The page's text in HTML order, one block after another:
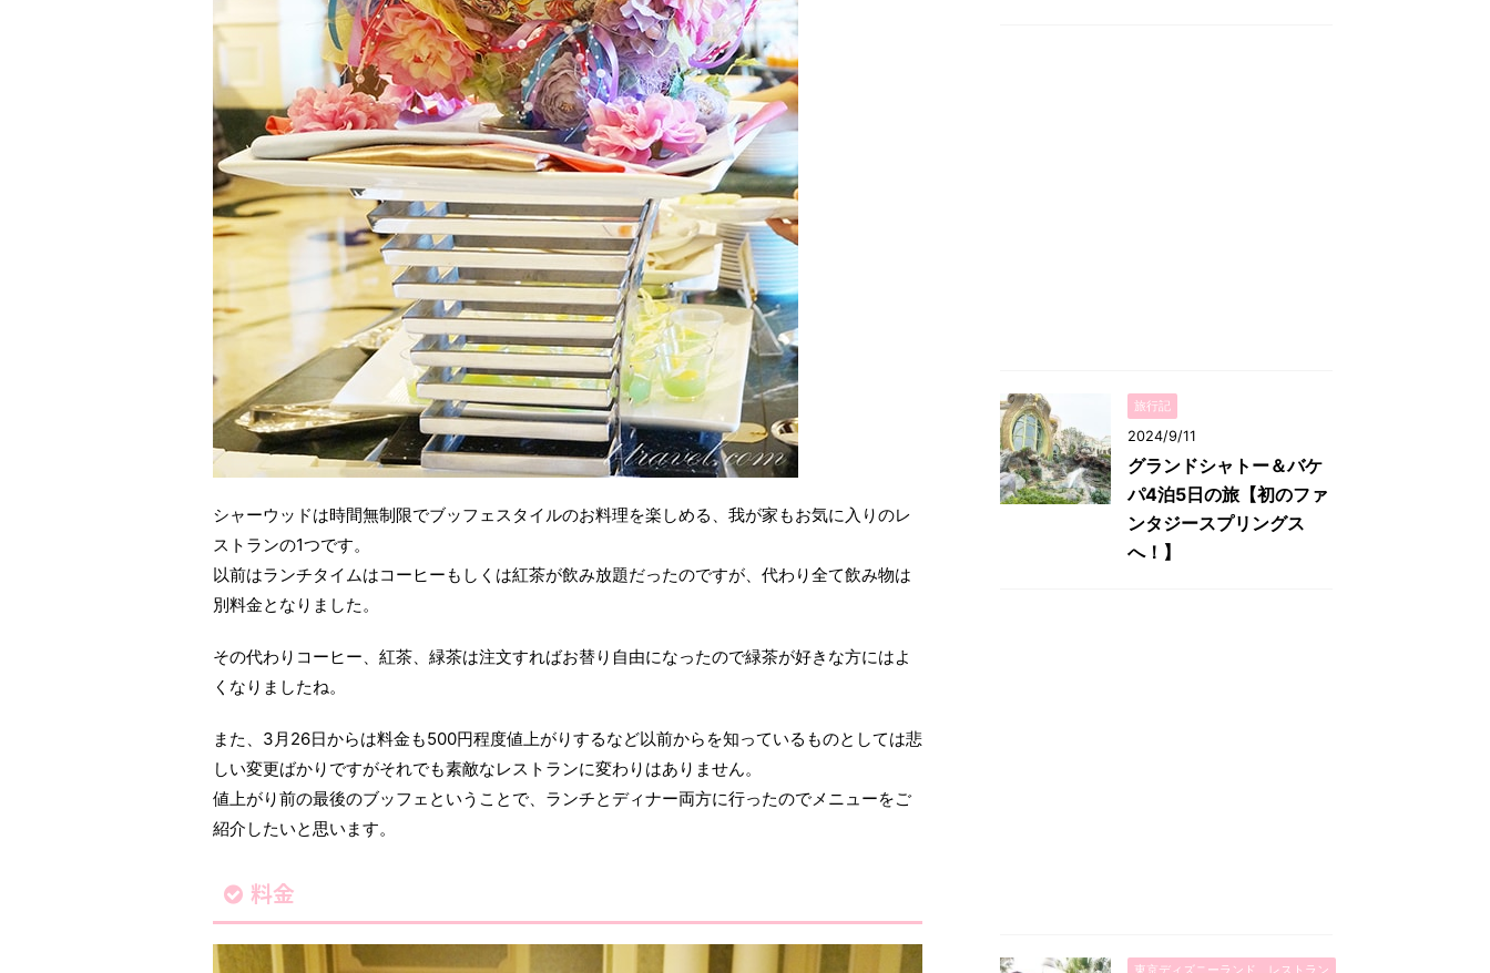
シャーウッドは時間無制限でブッフェスタイルのお料理を楽しめる、我が家もお気に入りのレ
ストランの1つです。
以前はランチタイムはコーヒーもしくは紅茶が飲み放題だったのですが、代わり全て飲み物は
別料金となりました。
その代わりコーヒー、紅茶、緑茶は注文すればお替り自由になったので緑茶が好きな方にはよ
くなりましたね。
また、3月26日からは料金も500円程度値上がりするなど以前からを知っているものとしては悲
しい変更ばかりですがそれでも素敵なレストランに変わりはありません。
値上がり前の最後のブッフェということで、ランチとディナー両方に行ったのでメニューをご
紹介したいと思います。
料金
旅行記
2024/9/11
グランドシャトー＆バケ
パ4泊5日の旅【初のファ
ンタジースプリングス
へ！】
東京ディズニーランド レストラン